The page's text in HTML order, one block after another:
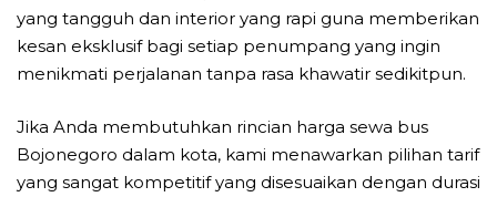
yang tangguh dan interior yang rapi guna memberikan
kesan eksklusif bagi setiap penumpang yang ingin
menikmati perjalanan tanpa rasa khawatir sedikitpun.
Jika Anda membutuhkan rincian harga sewa bus
Bojonegoro dalam kota, kami menawarkan pilihan tarif
yang sangat kompetitif yang disesuaikan dengan durasi